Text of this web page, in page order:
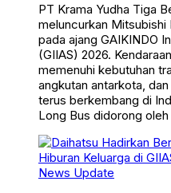
PT Krama Yudha Tiga
meluncurkan Mitsubishi
pada ajang GAIKINDO
(GIIAS) 2026.
memenuhi kebutuhan
angkutan antarkota,
terus berkembang di
Long Bus didorong
News Update